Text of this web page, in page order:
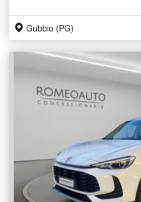
Gubbio (PG)